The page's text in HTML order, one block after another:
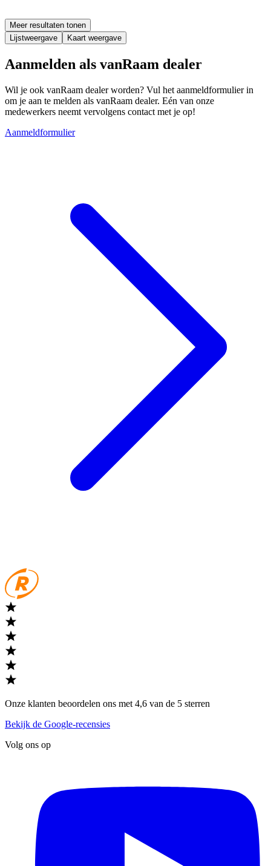
Meer resultaten tonen
Lijstweergave
Kaart weergave
Aanmelden als vanRaam dealer
Wil je ook vanRaam dealer worden? Vul het aanmeldformulier in
om je aan te melden als vanRaam dealer. Eén van onze
medewerkers neemt vervolgens contact met je op!
Aanmeldformulier
Onze klanten beoordelen ons met 4,6 van de 5 sterren
Bekijk de Google-recensies
Volg ons op